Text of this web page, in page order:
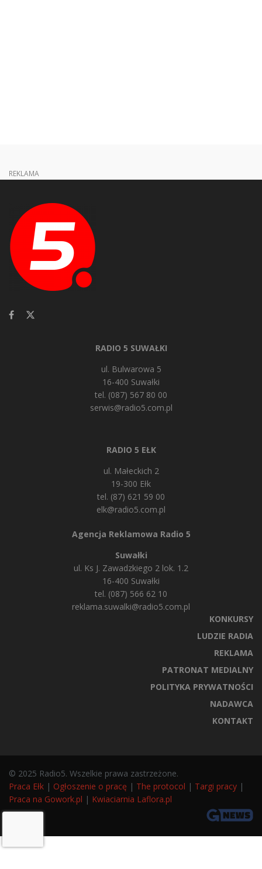
REKLAMA
RADIO 5 SUWAŁKI
ul. Bulwarowa 5
16-400 Suwałki
tel. (087) 567 80 00
serwis@radio5.com.pl
RADIO 5 EŁK
ul. Małeckich 2
19-300 Ełk
tel. (87) 621 59 00
elk@radio5.com.pl
Agencja Reklamowa Radio 5
Suwałki
ul. Ks J. Zawadzkiego 2 lok. 1.2
16-400 Suwałki
tel. (087) 566 62 10
reklama.suwalki@radio5.com.pl
KONKURSY
LUDZIE RADIA
REKLAMA
PATRONAT MEDIALNY
POLITYKA PRYWATNOŚCI
NADAWCA
KONTAKT
© 2025 Radio5. Wszelkie prawa zastrzeżone.
Praca Ełk | Ogłoszenie o pracę | The protocol | Targi pracy |
Praca na Gowork.pl | Kwiaciarnia Laflora.pl